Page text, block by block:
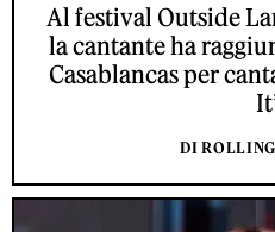
Al festival Outside
la cantante ha
Casablancas per
DI